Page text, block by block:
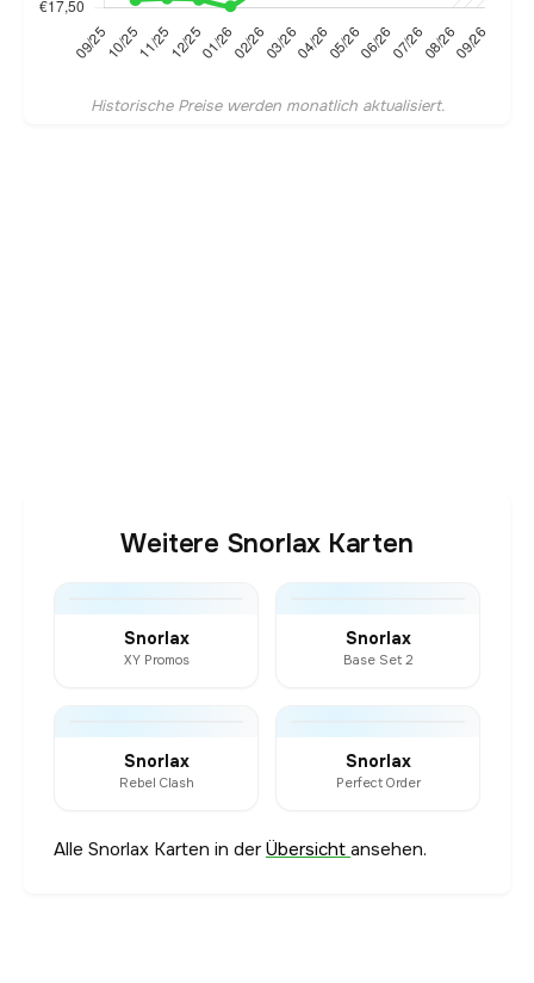
Historische Preise werden monatlich aktualisiert.
Weitere Snorlax Karten
Snorlax
XY Promos
Snorlax
Base Set 2
Snorlax
Rebel Clash
Snorlax
Perfect Order
Alle Snorlax Karten in derÜbersicht ansehen.